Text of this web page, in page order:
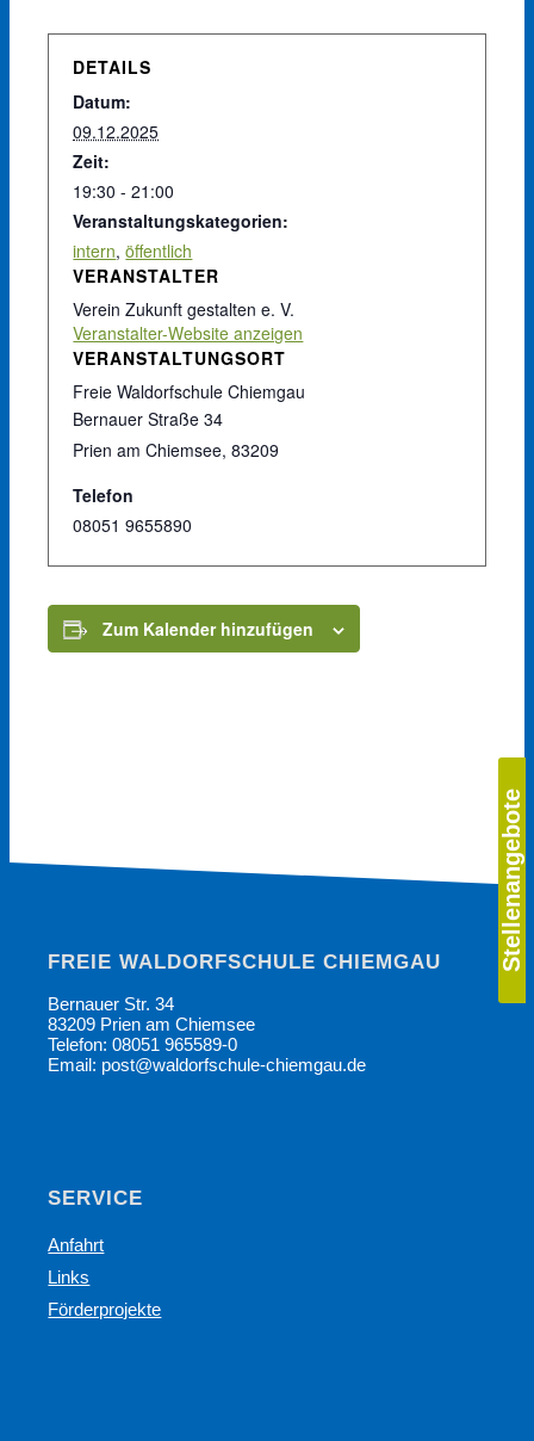
Stellenangebote
DETAILS
Datum:
09.12.2025
Zeit:
19:30 - 21:00
Veranstaltungskategorien:
intern,öffentlich
VERANSTALTUNGSORT
Freie Waldorfschule Chiemgau
Bernauer Straße 34
Prien am Chiemsee, 83209
Telefon
08051 9655890
VERANSTALTER
Verein Zukunft gestalten e. V.
Veranstalter-Website anzeigen
Zum Kalender hinzufügen
FREIE WALDORFSCHULE CHIEMGAU
Bernauer Str. 34
83209 Prien am Chiemsee
Telefon: 08051 965589-0
Email: post@waldorfschule-chiemgau.de
SERVICE
Anfahrt
Links
Förderprojekte